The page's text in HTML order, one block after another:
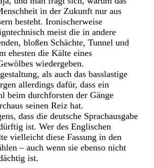
in der Zukunft nur aus
besteht. Ironischerweise
meist die in andere
bloßen Schächte, Tunnel und
ehesten die Kälte eines
wiedergeben.
als auch das basslastige
allerdings dafür, dass ein
beim durchforsten der Gänge
seinen Reiz hat.
dass die deutsche Sprachausgabe
ist. Wer des Englischen
vielleicht diese Fassung in den
– auch wenn sie ebenso nicht
ist.